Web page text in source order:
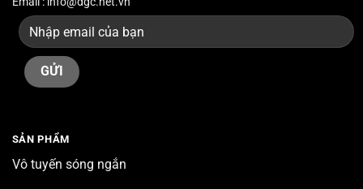
SẢN PHẨM
Vô tuyến sóng ngắn